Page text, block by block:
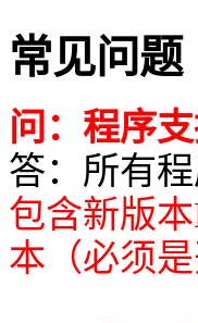
常见问题
问：程序
答：所有
包含新版
本（必须